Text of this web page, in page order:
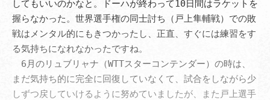
してもいいのかなと。ドーハが終わって10日間はラケットを
握らなかった。世界選手権の同士討ち（戸上隼輔戦）での敗
戦はメンタル的にもきつかったし、正直、すぐには練習をす
る気持ちになれなかったですね。
6月のリュブリャナ（WTTスターコンテンダー）の時は、
まだ気持ち的に完全に回復していなくて、試合をしながら少
しずつ戻していけるように努めていましたが、また戸上選手